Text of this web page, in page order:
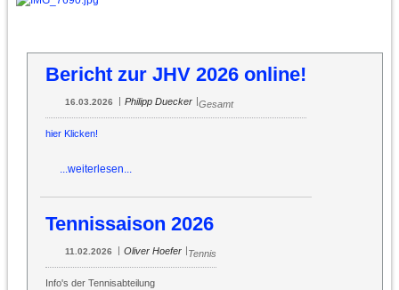
Bericht zur JHV 2026 online!
16.03.2026 | Philipp Duecker |Gesamt
hier Klicken!
...weiterlesen...
Tennissaison 2026
11.02.2026 Oliver Hoefer Tennis
Info's der Tennisabteilung